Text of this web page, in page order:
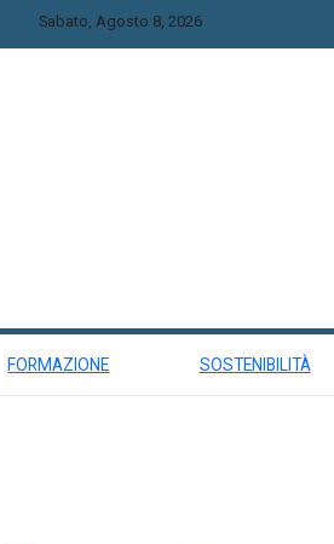
Sabato, Agosto 8, 2026
FORMAZIONE SOSTENIBILITÀ